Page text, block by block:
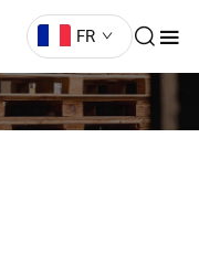
FR